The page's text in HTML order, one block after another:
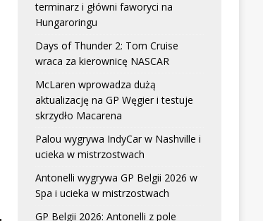
terminarz i główni faworyci na
Hungaroringu
Days of Thunder 2: Tom Cruise
wraca za kierownicę NASCAR
McLaren wprowadza dużą
aktualizację na GP Węgier i testuje
skrzydło Macarena
Palou wygrywa IndyCar w Nashville i
ucieka w mistrzostwach
Antonelli wygrywa GP Belgii 2026 w
Spa i ucieka w mistrzostwach
GP Belgii 2026: Antonelli z pole